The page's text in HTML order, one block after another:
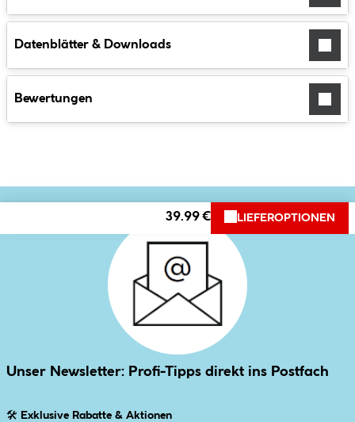
Datenblätter & Downloads
Bewertungen
39.99 € LIEFEROPTIONEN
Unser Newsletter: Profi-Tipps direkt ins Postfach
🛠 Exklusive Rabatte & Aktionen